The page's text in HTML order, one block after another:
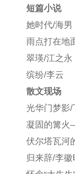
短篇小说
她时代/海男
雨点打在地
翠瑛/江之永
缤纷/李云
散文现场
光华门梦影/
凝固的篝火
伏尔塔瓦河
归来辞/李徽